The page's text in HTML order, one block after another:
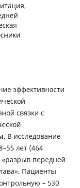
эффективности
связки с
В исследование
лет (464
передней
Пациенты
– 530